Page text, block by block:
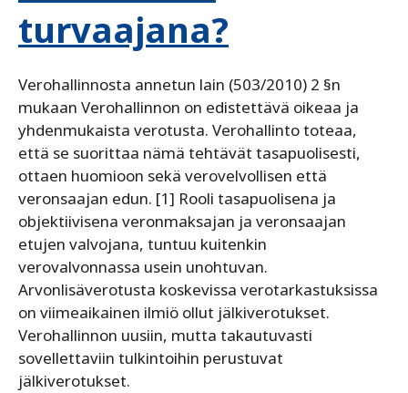
turvaajana?
Verohallinnosta annetun lain (503/2010) 2 §n
mukaan Verohallinnon on edistettävä oikeaa ja
yhdenmukaista verotusta. Verohallinto toteaa,
että se suorittaa nämä tehtävät tasapuolisesti,
ottaen huomioon sekä verovelvollisen että
veronsaajan edun. [1] Rooli tasapuolisena ja
objektiivisena veronmaksajan ja veronsaajan
etujen valvojana, tuntuu kuitenkin
verovalvonnassa usein unohtuvan.
Arvonlisäverotusta koskevissa verotarkastuksissa
on viimeaikainen ilmiö ollut jälkiverotukset.
Verohallinnon uusiin, mutta takautuvasti
sovellettaviin tulkintoihin perustuvat
jälkiverotukset.